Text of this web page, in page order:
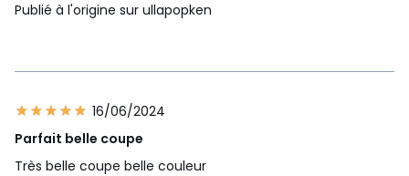
Publié à l'origine sur ullapopken
16/06/2024
Parfait belle coupe
Très belle coupe belle couleur